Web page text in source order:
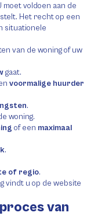
voldoen aan de
Het recht op een
situationele
van de woning of uw
gaat.
voormalige huurder
.
woning.
of een maximaal
.
of regio.
vindt u op de website
van